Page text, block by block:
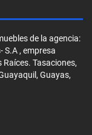
de la agencia:
S.A , empresa
Tasaciones,
Guayas,